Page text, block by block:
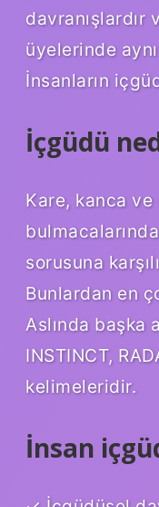
davranışlardır
üyelerinde
İnsanların
İçgüdü
Kare, kanca
sorusuna
Bunlardan en
Aslında başka
INSTINCT,
kelimeleridir.
İnsan